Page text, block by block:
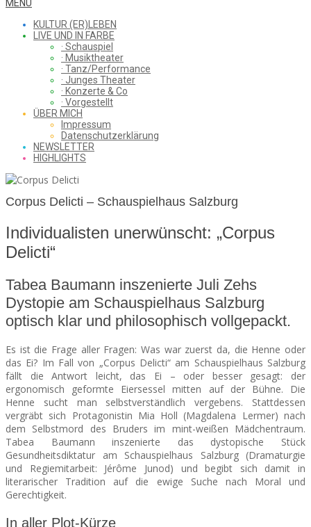
WHAT
SAW
FROM
THE
CHEAP
SEATS
Menu
MENU
KULTUR (ER)LEBEN
LIVE UND IN FARBE
· Schauspiel
· Musiktheater
· Tanz/Performance
· Junges Theater
· Konzerte & Co
· Vorgestellt
ÜBER MICH
Impressum
Datenschutzerklärung
NEWSLETTER
HIGHLIGHTS
Corpus Delicti – Schauspielhaus Salzburg
Individualisten unerwünscht: „Corpus
Delicti“
Tabea Baumann inszenierte Juli Zehs
Dystopie am Schauspielhaus Salzburg
optisch klar und philosophisch vollgepackt.
Es ist die Frage aller Fragen: Was war zuerst da, die Henne oder
das Ei? Im Fall von „Corpus Delicti“ am Schauspielhaus Salzburg
fällt die Antwort leicht, das Ei – oder besser gesagt: der
ergonomisch geformte Eiersessel mitten auf der Bühne. Die
Henne sucht man selbstverständlich vergebens. Stattdessen
vergräbt sich Protagonistin Mia Holl (Magdalena Lermer) nach
dem Selbstmord des Bruders im mint-weißen Mädchentraum.
Tabea Baumann inszenierte das dystopische Stück
Gesundheitsdiktatur am Schauspielhaus Salzburg (Dramaturgie
und Regiemitarbeit: Jérôme Junod) und begibt sich damit in
literarischer Tradition auf die ewige Suche nach Moral und
Gerechtigkeit.
In aller Plot-Kürze